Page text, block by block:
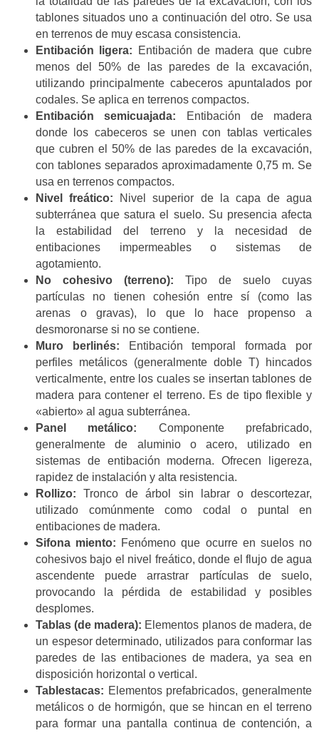
tablones situados uno a continuación del otro. Se usa
en terrenos de muy escasa consistencia.
Entibación ligera: Entibación de madera que cubre
menos del 50% de las paredes de la excavación,
utilizando principalmente cabeceros apuntalados por
codales. Se aplica en terrenos compactos.
Entibación semicuajada: Entibación de madera
donde los cabeceros se unen con tablas verticales
que cubren el 50% de las paredes de la excavación,
con tablones separados aproximadamente 0,75 m. Se
usa en terrenos compactos.
Nivel freático: Nivel superior de la capa de agua
subterránea que satura el suelo. Su presencia afecta
la estabilidad del terreno y la necesidad de
entibaciones impermeables o sistemas de
agotamiento.
No cohesivo (terreno): Tipo de suelo cuyas
partículas no tienen cohesión entre sí (como las
arenas o gravas), lo que lo hace propenso a
desmoronarse si no se contiene.
Muro berlinés: Entibación temporal formada por
perfiles metálicos (generalmente doble T) hincados
verticalmente, entre los cuales se insertan tablones de
madera para contener el terreno. Es de tipo flexible y
«abierto» al agua subterránea.
Panel metálico: Componente prefabricado,
generalmente de aluminio o acero, utilizado en
sistemas de entibación moderna. Ofrecen ligereza,
rapidez de instalación y alta resistencia.
Rollizo: Tronco de árbol sin labrar o descortezar,
utilizado comúnmente como codal o puntal en
entibaciones de madera.
Sifona miento: Fenómeno que ocurre en suelos no
cohesivos bajo el nivel freático, donde el flujo de agua
ascendente puede arrastrar partículas de suelo,
provocando la pérdida de estabilidad y posibles
desplomes.
Tablas (de madera): Elementos planos de madera, de
un espesor determinado, utilizados para conformar las
paredes de las entibaciones de madera, ya sea en
disposición horizontal o vertical.
Tablestacas: Elementos prefabricados, generalmente
metálicos o de hormigón, que se hincan en el terreno
para formar una pantalla continua de contención, a